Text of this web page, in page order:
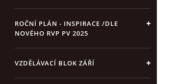
ROČNÍ PLÁN - INSPIRACE /DLE
NOVÉHO RVP PV 2025
VZDĚLÁVACÍ BLOK ZÁŘÍ